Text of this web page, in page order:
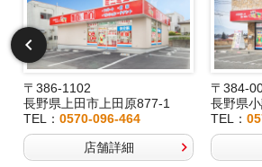
〒386-1102
長野県上田市上田原877-1
TEL：0570-096-464
店舗詳細
〒384-
長野県
TEL：